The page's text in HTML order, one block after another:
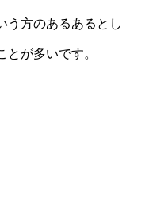
う方のあるあるとし
が多いです。